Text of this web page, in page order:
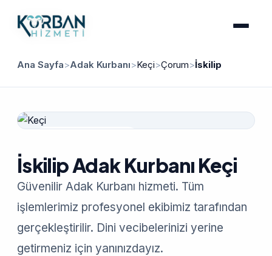
Ana Sayfa>Adak Kurbanı>Keçi>Çorum>İskilip
İskilip Adak Kurbanı Keçi
Güvenilir Adak Kurbanı hizmeti. Tüm
işlemlerimiz profesyonel ekibimiz tarafından
gerçekleştirilir. Dini vecibelerinizi yerine
getirmeniz için yanınızdayız.